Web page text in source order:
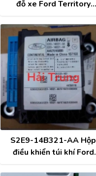
đỗ xe Ford Territory
S2E9-14B321-AA Hộp
điều khiển túi khí Ford